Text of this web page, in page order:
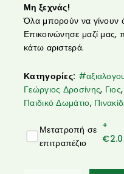
Μη ξεχνάς!
Όλα μπορούν να γίνουν
Επικοινώνησε μαζί
κάτω αριστερά.
Κατηγορίες:
Γεώργιος Δροσίνης, Γιος,
Παιδικό Δωμάτιο,
Μετατροπή σε
επιτραπέζιο
+
€